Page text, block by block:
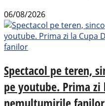
06/08/2026
Spectacol pe teren,
pe youtube. Prima zi